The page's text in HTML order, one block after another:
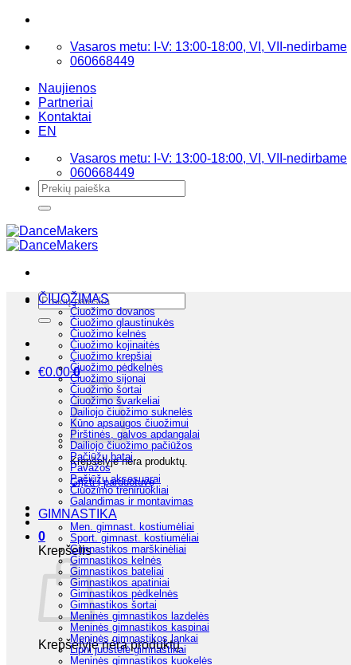
Skip
content
Vasaros metu: I-V: 13:00-18:00, VI, VII-nedirbame
060668449
Naujienos
Partneriai
Kontaktai
EN
Vasaros metu: I-V: 13:00-18:00, VI, VII-nedirbame
060668449
Ieškoti:
Ieškoti:
€0.00 0
Krepšelyje nėra produktų.
Grįžti į parduotuvę
0
Krepšelis
Krepšelyje nėra produktų.
ČIUOŽIMAS
Čiuožimo dovanos
Čiuožimo glaustinukės
Čiuožimo kelnės
Čiuožimo kojinaitės
Čiuožimo krepšiai
Čiuožimo pėdkelnės
Čiuožimo sijonai
Čiuožimo šortai
Čiuožimo švarkeliai
Dailiojo čiuožimo suknelės
Kūno apsaugos čiuožimui
Pirštinės, galvos apdangalai
Dailiojo čiuožimo pačiūžos
Pačiūžų batai
Pavažos
Pačiūžų aksesuarai
Čiuožimo treniruokliai
Galandimas ir montavimas
GIMNASTIKA
Men. gimnast. kostiumėliai
Sport. gimnast. kostiumėliai
Gimnastikos marškinėliai
Gimnastikos kelnės
Gimnastikos bateliai
Gimnastikos apatiniai
Gimnastikos pėdkelnės
Gimnastikos šortai
Meninės gimnastikos lazdelės
Meninės gimnastikos kaspinai
Meninės gimnastikos lankai
Lipni juostelė gimnastikai
Meninės gimnastikos kuokelės